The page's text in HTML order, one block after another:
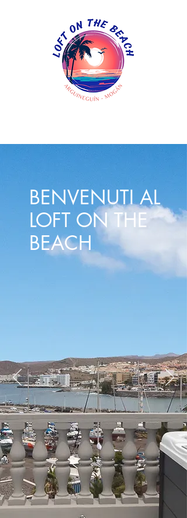
BENVENUTI AL
LOFT ON THE
BEACH